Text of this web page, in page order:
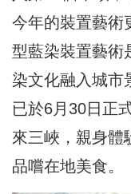
今年的裝置藝術
型藍染裝置藝術
染文化融入城市
已於6月30日正
來三峽，親身體
品嚐在地美食。